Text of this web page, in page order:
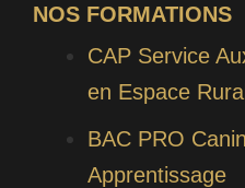
NOS FORMATIONS
CAP Service
en Espace
BAC PRO
Apprentissage